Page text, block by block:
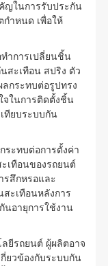
ญในการรับประกัน
ำหนด เพื่อให้
ำการเปลี่ยนชิ้น
สะเทือน สปริง ตัว
กระทบต่อรูปทรง
จในการติดตั้งชิ้น
ทียบระบบกัน
ระทบต่อการตั้งค่า
เทือนของรถยนต์
รสึกหรอและ
ะเทือนหลังการ
นอายุการใช้งาน
ยีรถยนต์ ผู้ผลิตอาจ
ยวข้องกับระบบกัน